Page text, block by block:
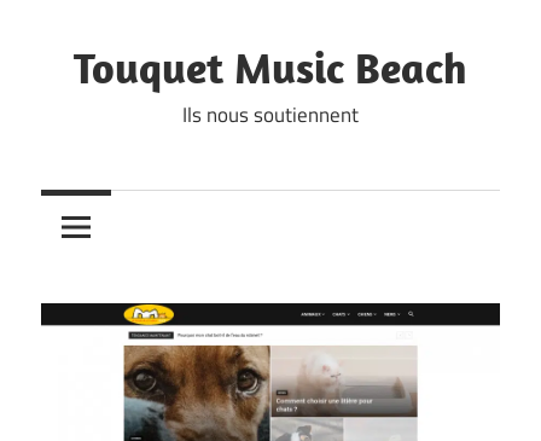
content
Touquet Music Beach
Ils nous soutiennent